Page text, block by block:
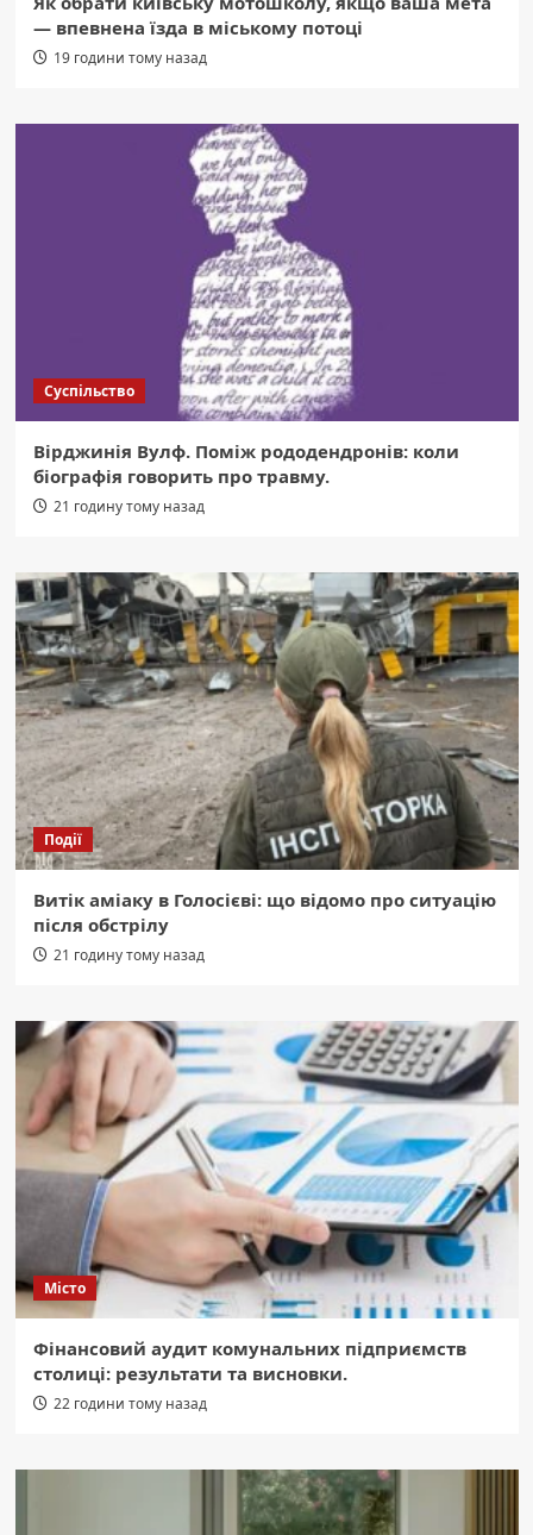
— впевнена їзда в міському потоці
19 години тому назад
Суспільство
Вірджинія Вулф. Поміж рододендронів: коли
біографія говорить про травму.
21 годину тому назад
Події
Витік аміаку в Голосієві: що відомо про ситуацію
після обстрілу
21 годину тому назад
Місто
Фінансовий аудит комунальних підприємств
столиці: результати та висновки.
22 години тому назад